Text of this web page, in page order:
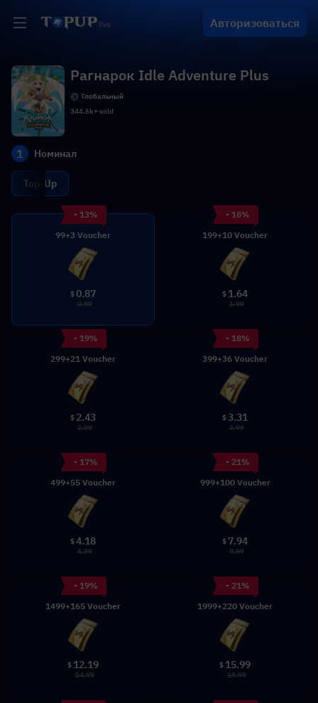
Авторизоваться
Рагнарок Idle Adventure Plus
Глобальный
344.6k+ sold
1 Номинал
Top-Up
- 13%
99+3 Voucher
$0.87
0.99
- 18%
199+10 Voucher
$ 1.64
1.99
- 19%
299+21 Voucher
$ 2.43
2.99
- 18%
399+36 Voucher
$3.31
3.99
- 17%
499+55 Voucher
$4.18
4.99
- 21%
999+100 Voucher
$ 7.94
9.99
- 19%
1499+165 Voucher
$ 12.19
14.99
- 21%
1999+220 Voucher
$ 15.99
19.99